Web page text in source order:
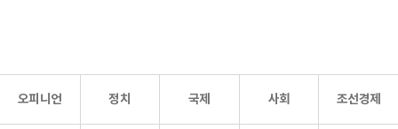
오피니언 정치 국제 사회 조선경제